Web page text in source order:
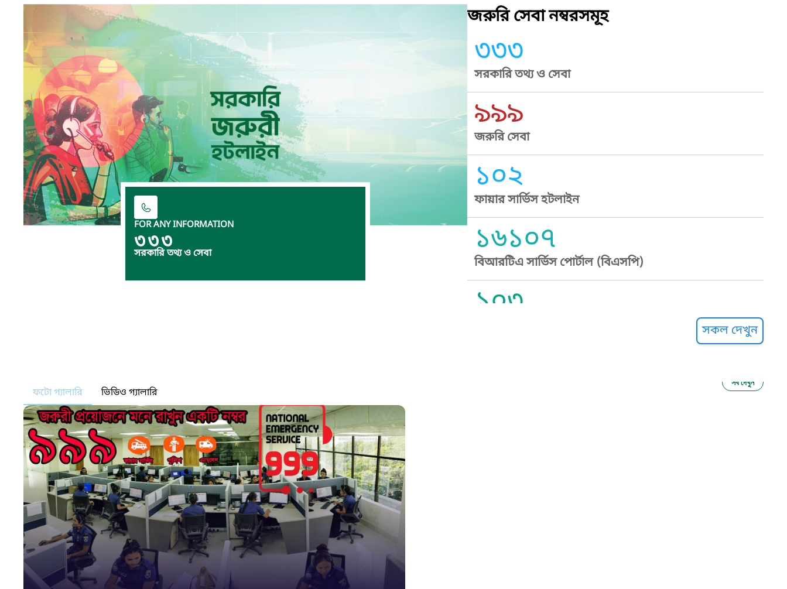
FOR ANY INFORMATION
৩৩৩
সরকারি তথ্য ও সেবা
জরুরি সেবা নম্বরসমূহ
৩৩৩
সরকারি তথ্য ও সেবা
৯৯৯
জরুরি সেবা
১০২
ফায়ার সার্ভিস হটলাইন
১৬১০৭
বিআরটিএ সার্ভিস পোর্টাল (বিএসপি)
১০৩
সকল দেখুন
ফটো গ্যালারি ভিডিও গ্যালারি
সব দেখুন